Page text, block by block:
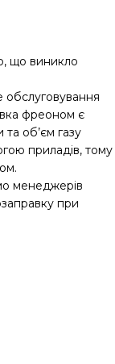
що виникло
фреоном є
об’єм газу
приладів, тому
менеджерів
при